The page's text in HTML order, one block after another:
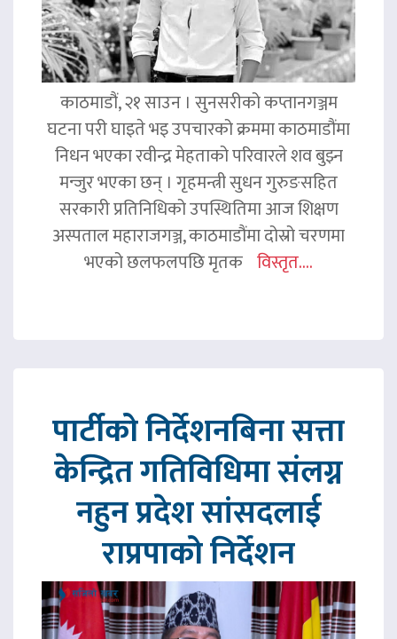
काठमाडौं, २१ साउन । सुनसरीको कप्तानगञ्जम
घटना परी घाइते भइ उपचारको क्रममा काठमाडौंमा
निधन भएका रवीन्द्र मेहताको परिवारले शव बुझ्न
मन्जुर भएका छन् । गृहमन्त्री सुधन गुरुङसहित
सरकारी प्रतिनिधिको उपस्थितिमा आज शिक्षण
अस्पताल महाराजगञ्ज, काठमाडौंमा दोस्रो चरणमा
भएको छलफलपछि मृतक विस्तृत....
पार्टीको निर्देशनबिना सत्ता
केन्द्रित गतिविधिमा संलग्न
नहुन प्रदेश सांसदलाई
राप्रपाको निर्देशन